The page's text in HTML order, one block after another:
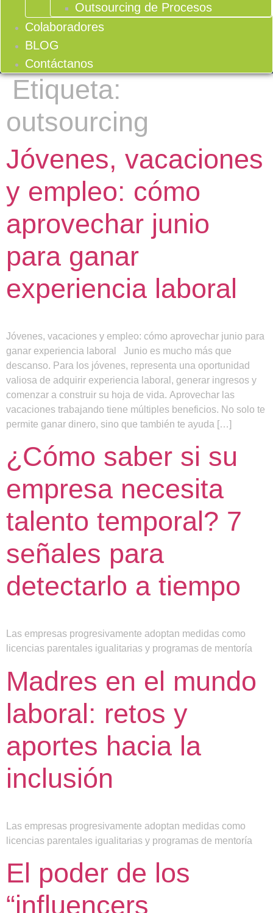
Outsourcing de Procesos
Colaboradores
BLOG
Contáctanos
Etiqueta:
outsourcing
Jóvenes, vacaciones
y empleo: cómo
aprovechar junio
para ganar
experiencia laboral
Jóvenes, vacaciones y empleo: cómo aprovechar junio para
ganar experiencia laboral Junio es mucho más que
descanso. Para los jóvenes, representa una oportunidad
valiosa de adquirir experiencia laboral, generar ingresos y
comenzar a construir su hoja de vida. Aprovechar las
vacaciones trabajando tiene múltiples beneficios. No solo te
permite ganar dinero, sino que también te ayuda […]
¿Cómo saber si su
empresa necesita
talento temporal? 7
señales para
detectarlo a tiempo
Las empresas progresivamente adoptan medidas como
licencias parentales igualitarias y programas de mentoría
Madres en el mundo
laboral: retos y
aportes hacia la
inclusión
Las empresas progresivamente adoptan medidas como
licencias parentales igualitarias y programas de mentoría
El poder de los
“influencers